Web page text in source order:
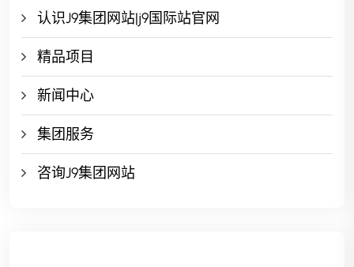
认识J9集团网站|j9国际站官网
精品项目
新闻中心
集团服务
咨询J9集团网站